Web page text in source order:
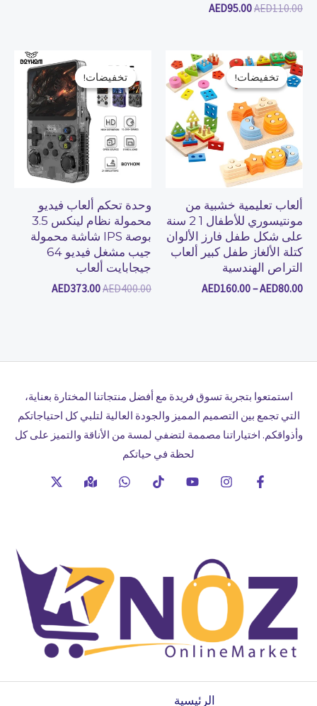
AED110.00
AED95.00
تخفيضات!
تخفيضات!
ألعاب تعليمية خشبية من
مونتيسوري للأطفال 1 2 سنة
على شكل طفل فارز الألوان
كتلة الألغاز طفل كبير ألعاب
التراص الهندسية
AED80.00
–
AED160.00
نطاق
السعر:
من
خلال
تخفيضات!
تخفيضات!
وحدة تحكم ألعاب فيديو
محمولة نظام لينكس 3.5
بوصة IPS شاشة محمولة
جيب مشغل فيديو 64
جيجابايت ألعاب
AED400.00
الأصلي
هو:
AED400.00.
AED373.00
السعر
الحالي
هو:
AED373.00.
استمتعوا بتجربة تسوق فريدة مع أفضل منتجاتنا المختارة بعناية،
التي تجمع بين التصميم المميز والجودة العالية لتلبي كل احتياجاتكم
وأذواقكم. اختياراتنا مصممة لتضفي لمسة من الأناقة والتميز على كل
لحظة في حياتكم
الرئيسية